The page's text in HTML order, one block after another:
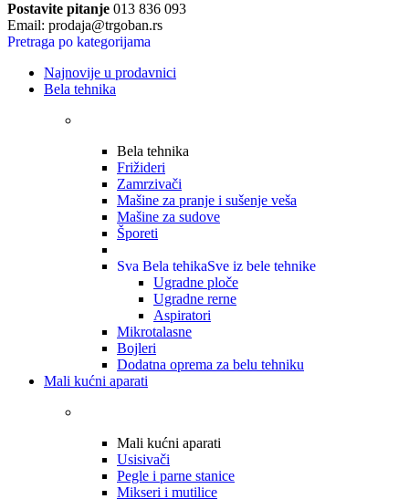
Postavite pitanje 013 836 093
Email: prodaja@trgoban.rs
Pretraga po kategorijama
Najnovije u prodavnici
Bela tehnika
Bela tehnika
Frižideri
Zamrzivači
Mašine za pranje i sušenje veša
Mašine za sudove
Šporeti
Sva Bela tehikaSve iz bele tehnike
Ugradne ploče
Ugradne rerne
Aspiratori
Mikrotalasne
Bojleri
Dodatna oprema za belu tehniku
Mali kućni aparati
Mali kućni aparati
Usisivači
Pegle i parne stanice
Mikseri i mutilice